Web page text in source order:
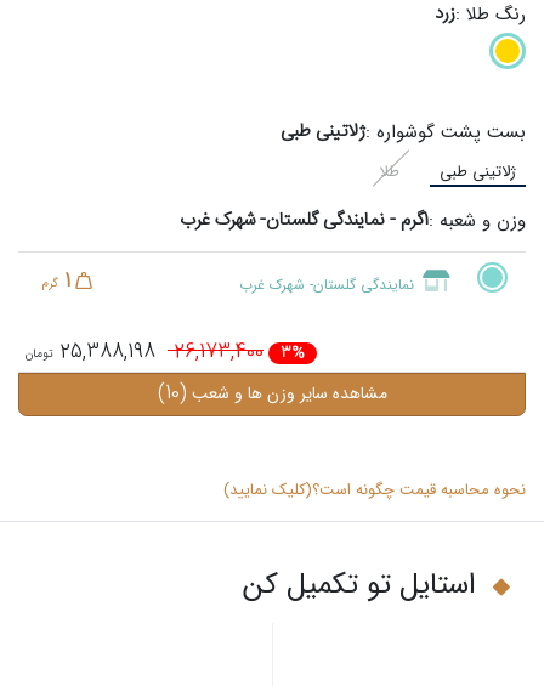
رنگ طلا :زرد
بست پشت گوشواره :ژلاتینی طبی
ژلاتینی طبی طلا
وزن و شعبه :1گرم - نمایندگی گلستان- شهرک غرب
نمایندگی گلستان- شهرک غرب 1 گرم
3%
26,173,400
25,388,198
مشاهده سایر وزن ها و شعب (10)
نحوه محاسبه قیمت چگونه است؟(کلیک نمایید)
استایل تو تکمیل کن